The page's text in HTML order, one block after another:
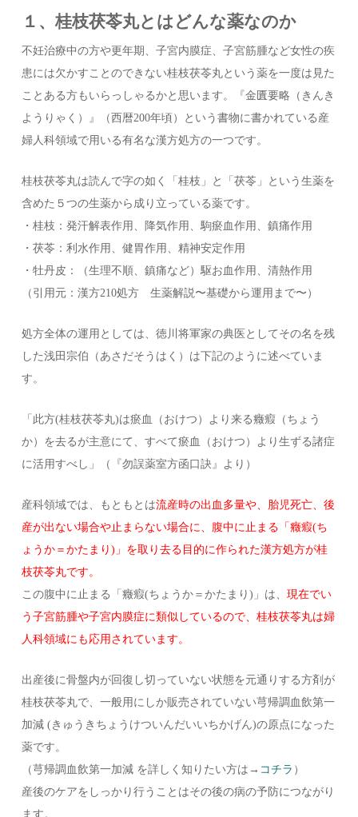
１、桂枝茯苓丸とはどんな薬なのか
不妊治療中の方や更年期、子宮内膜症、子宮筋腫など女性の疾
患には欠かすことのできない桂枝茯苓丸という薬を一度は見た
ことある方もいらっしゃるかと思います。『金匱要略（きんき
ようりゃく）』（西暦200年頃）という書物に書かれている産
婦人科領域で用いる有名な漢方処方の一つです。
桂枝茯苓丸は読んで字の如く「桂枝」と「茯苓」という生薬を
含めた５つの生薬から成り立っている薬です。
・桂枝：発汗解表作用、降気作用、駒瘀血作用、鎮痛作用
・茯苓：利水作用、健胃作用、精神安定作用
・牡丹皮：（生理不順、鎮痛など）駆お血作用、清熱作用
（引用元：漢方210処方 生薬解説〜基礎から運用まで〜）
処方全体の運用としては、徳川将軍家の典医としてその名を残
した浅田宗伯（あさだそうはく）は下記のように述べていま
す。
「此方(桂枝茯苓丸)は瘀血（おけつ）より来る癥瘕（ちょう
か）を去るが主意にて、すべて瘀血（おけつ）より生ずる諸症
に活用すべし」（『勿誤薬室方函口訣』より）
産科領域では、もともとは流産時の出血多量や、胎児死亡、後
産が出ない場合や止まらない場合に、腹中に止まる「癥瘕(ち
ょうか＝かたまり)」を取り去る目的に作られた漢方処方が桂
枝茯苓丸です。
この腹中に止まる「癥瘕(ちょうか＝かたまり)」は、現在でい
う子宮筋腫や子宮内膜症に類似しているので、桂枝茯苓丸は婦
人科領域にも応用されています。
出産後に骨盤内が回復し切っていない状態を元通りする方剤が
桂枝茯苓丸で、一般用にしか販売されていない芎帰調血飲第一
加減 (きゅうきちょうけついんだいいちかげん)の原点になった
薬です。
（芎帰調血飲第一加減 を詳しく知りたい方は→ コチラ ）
産後のケアをしっかり行うことはその後の病の予防につながり
ます。